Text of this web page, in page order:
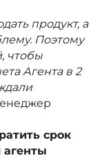
продукт, а
Поэтому
чтобы
Агента в 2
срок